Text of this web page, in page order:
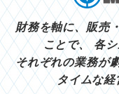
財務を軸に、販売
ことで、
各
それぞれの業務が
タイムな